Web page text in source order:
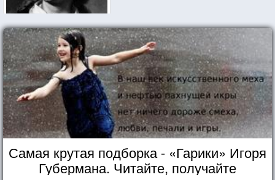
Самая крутая подборка - «Гарики» Игоря
Губермана. Читайте, получайте